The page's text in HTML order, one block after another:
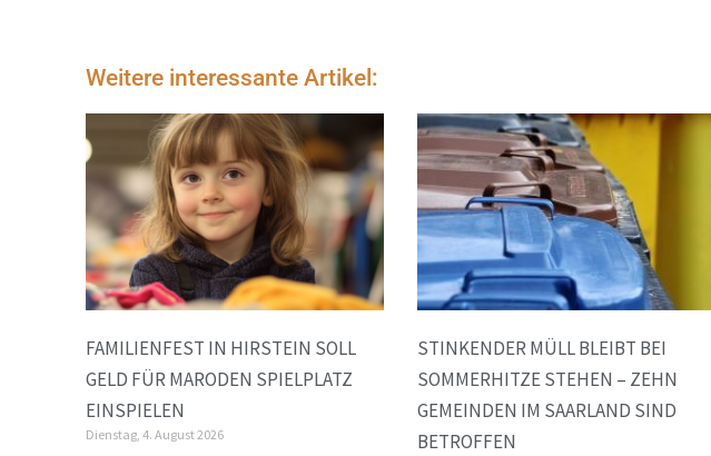
Weitere interessante Artikel:
FAMILIENFEST IN HIRSTEIN SOLL
GELD FÜR MARODEN SPIELPLATZ
EINSPIELEN
Dienstag, 4. August 2026
STINKENDER MÜLL BLEIBT BEI
SOMMERHITZE STEHEN – ZEHN
GEMEINDEN IM SAARLAND SIND
BETROFFEN